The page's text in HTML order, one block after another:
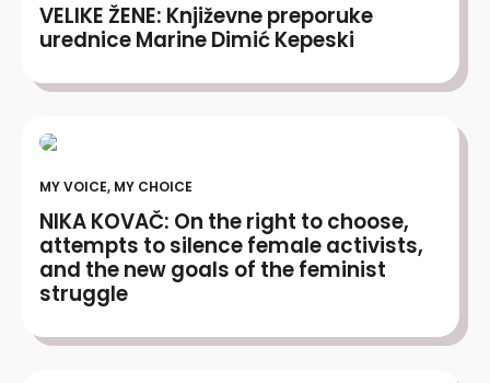
VELIKE ŽENE: Književne preporuke
urednice Marine Dimić Kepeski
MY VOICE, MY CHOICE
NIKA KOVAČ: On the right to choose,
attempts to silence female activists,
and the new goals of the feminist
struggle